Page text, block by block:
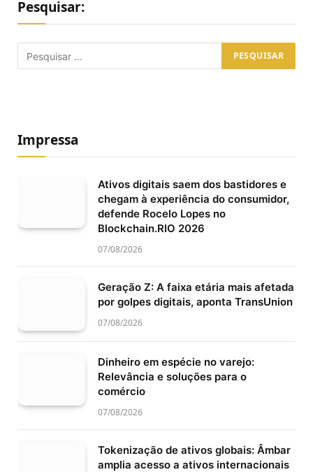
Pesquisar:
Impressa
Ativos digitais saem dos bastidores e
chegam à experiência do consumidor,
defende Rocelo Lopes no
Blockchain.RIO 2026
07/08/2026
Geração Z: A faixa etária mais afetada
por golpes digitais, aponta TransUnion
07/08/2026
Dinheiro em espécie no varejo:
Relevância e soluções para o
comércio
07/08/2026
Tokenização de ativos globais: Âmbar
amplia acesso a ativos internacionais